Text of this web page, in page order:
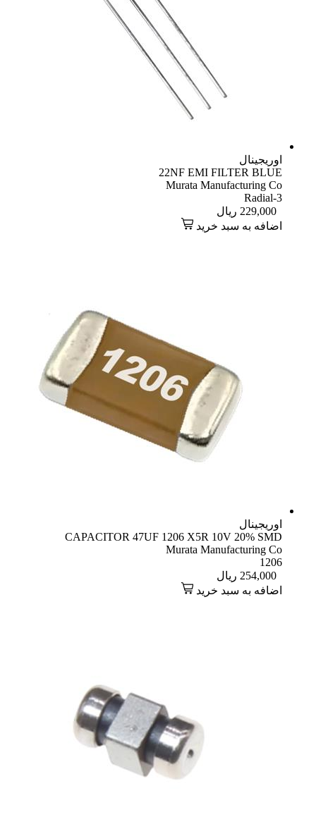
اوریجینال
22NF EMI FILTER BLUE
Murata Manufacturing Co
Radial-3
229,000 ریال
اضافه به سبد خرید
اوریجینال
CAPACITOR 47UF 1206 X5R 10V 20% SMD
Murata Manufacturing Co
1206
254,000 ریال
اضافه به سبد خرید